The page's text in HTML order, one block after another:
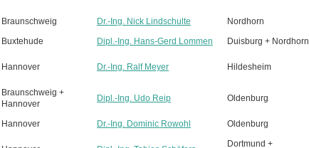
Braunschweig Dr.-Ing. Nick Lindschulte
Nordhorn
Buxtehude Dipl.-Ing. Hans-Gerd Lommen
Duisburg + Nordhorn
Hannover Dr.-Ing. Ralf Meyer Hildesheim
Braunschweig +
Hannover
Dipl.-Ing. Udo Reip Oldenburg
Hannover Dr.-Ing. Dominic Rowohl Oldenburg
Dortmund +